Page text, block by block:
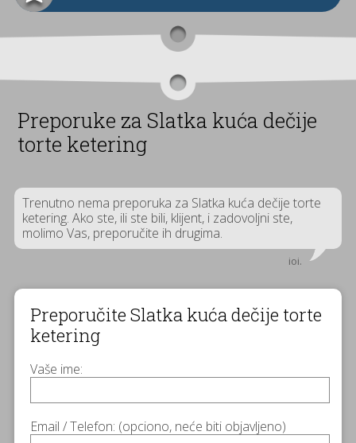
Preporuke za Slatka kuća dečije
torte ketering
Trenutno nema preporuka za Slatka kuća dečije torte
ketering. Ako ste, ili ste bili, klijent, i zadovoljni ste,
molimo Vas, preporučite ih drugima.
ioi.
Preporučite Slatka kuća dečije torte
ketering
Vaše ime:
Email / Telefon: (opciono, neće biti objavljeno)